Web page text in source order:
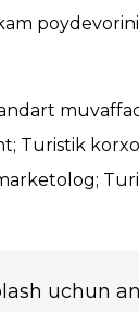
Turistik
uchun